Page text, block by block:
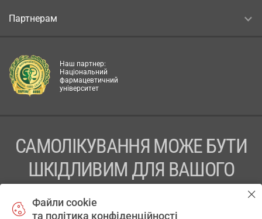
Партнерам
Наш партнер:
Національний
фармацевтичний
університет
САМОЛІКУВАННЯ МОЖЕ БУТИ
ШКІДЛИВИМ ДЛЯ ВАШОГО
Файли cookie
та політика конфіденційності